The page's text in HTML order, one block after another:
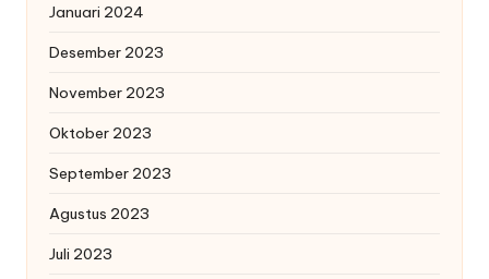
Januari 2024
Desember 2023
November 2023
Oktober 2023
September 2023
Agustus 2023
Juli 2023